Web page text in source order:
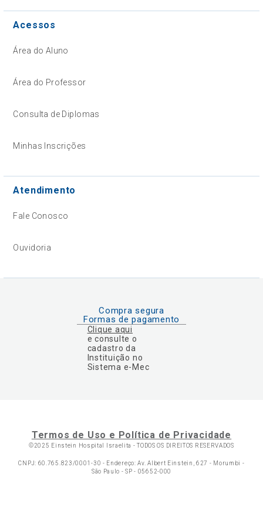
Acessos
Área do Aluno
Área do Professor
Consulta de Diplomas
Minhas Inscrições
Atendimento
Fale Conosco
Ouvidoria
Compra segura
Formas de pagamento
Clique aqui
e consulte o
cadastro da
Instituição no
Sistema e-Mec
Termos de Uso e Política de Privacidade
©2025 Einstein Hospital Israelita -TODOS OS DIREITOS RESERVADOS
CNPJ: 60.765.823/0001-30 - Endereço: Av. Albert Einstein, 627 - Morumbi -
São Paulo - SP - 05652-000